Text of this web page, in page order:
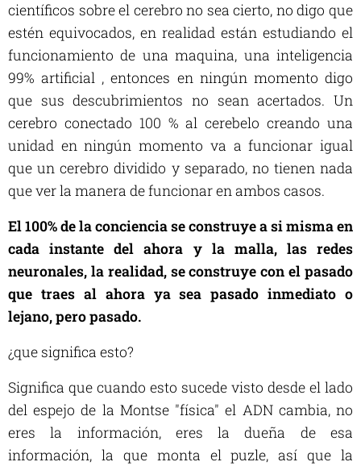
científicos sobre el cerebro no sea cierto, no digo que
estén equivocados, en realidad están estudiando el
funcionamiento de una maquina, una inteligencia
99% artificial , entonces en ningún momento digo
que sus descubrimientos no sean acertados. Un
cerebro conectado 100 % al cerebelo creando una
unidad en ningún momento va a funcionar igual
que un cerebro dividido y separado, no tienen nada
que ver la manera de funcionar en ambos casos.
El 100% de la conciencia se construye a si misma en
cada instante del ahora y la malla, las redes
neuronales, la realidad, se construye con el pasado
que traes al ahora ya sea pasado inmediato o
lejano, pero pasado.
¿que significa esto?
Significa que cuando esto sucede visto desde el lado
del espejo de la Montse "física" el ADN cambia, no
eres la información, eres la dueña de esa
información, la que monta el puzle, así que la